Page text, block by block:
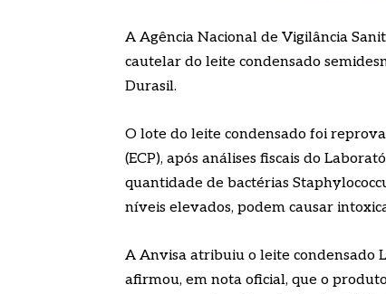
A Agência Nacional de Vigilância
cautelar do leite condensado
Durasil.
O lote do leite condensado foi
(ECP), após análises fiscais do
quantidade de bactérias
níveis elevados, podem causar
A Anvisa atribuiu o leite condensado
afirmou, em nota oficial, que o